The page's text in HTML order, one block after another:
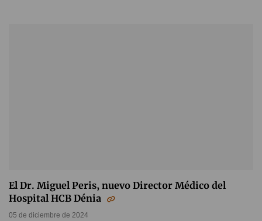
El Dr. Miguel Peris, nuevo Director Médico del
Hospital HCB Dénia
05 de diciembre de 2024